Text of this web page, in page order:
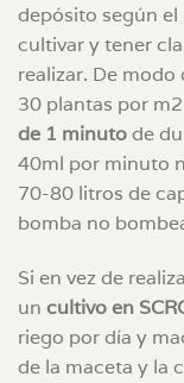
depósito según el
cultivar y tener
realizar. De modo
30 plantas por
de 1 minutode
40ml por minuto
70-80 litros de
bomba no
Si en vez de
un cultivo en
riego por día y
de la maceta y la